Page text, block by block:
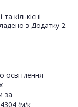
кількісні
в Додатку 2.
освітлення
за
(м/к